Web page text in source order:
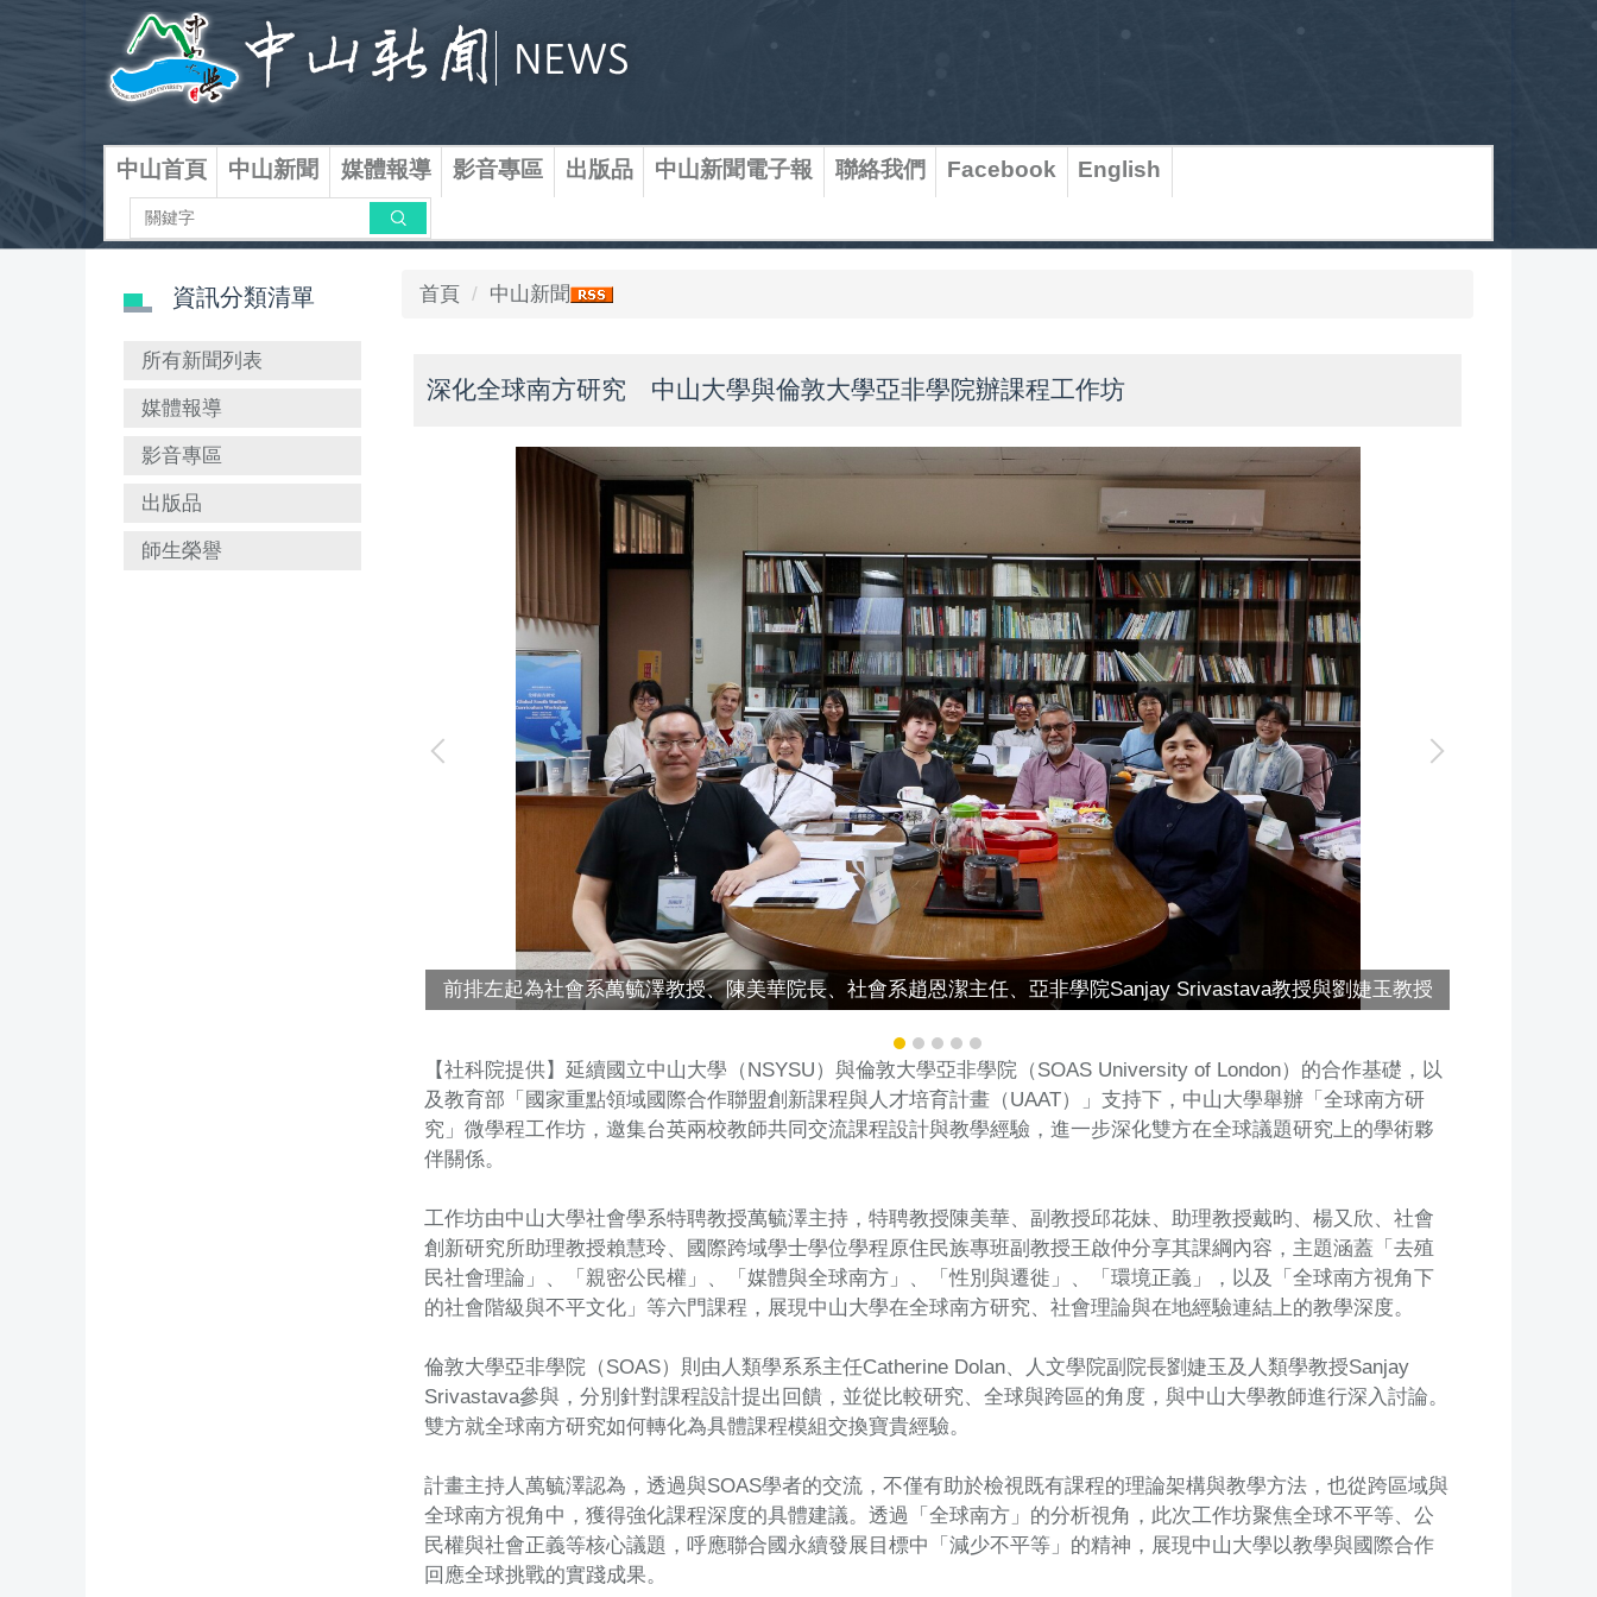
區
中山首頁 中山新聞 媒體報導 影音專區 出版品 中山新聞電子報 聯絡我們 Facebook English
搜尋
資訊分類清單
所有新聞列表
媒體報導
影音專區
出版品
師生榮譽
首頁 中山新聞
深化全球南方研究 中山大學與倫敦大學亞非學院辦課程工作坊
前排左起為社會系萬毓澤教授、陳美華院長、社會系趙恩潔主任、亞非學院Sanjay Srivastava教授與劉婕玉教授
【社科院提供】延續國立中山大學（NSYSU）與倫敦大學亞非學院（SOAS University of London）的合作基礎，以
及教育部「國家重點領域國際合作聯盟創新課程與人才培育計畫（UAAT）」支持下，中山大學舉辦「全球南方研
究」微學程工作坊，邀集台英兩校教師共同交流課程設計與教學經驗，進一步深化雙方在全球議題研究上的學術夥
伴關係。
工作坊由中山大學社會學系特聘教授萬毓澤主持，特聘教授陳美華、副教授邱花妹、助理教授戴昀、楊又欣、社會
創新研究所助理教授賴慧玲、國際跨域學士學位學程原住民族專班副教授王啟仲分享其課綱內容，主題涵蓋「去殖
民社會理論」、「親密公民權」、「媒體與全球南方」、「性別與遷徙」、「環境正義」，以及「全球南方視角下
的社會階級與不平文化」等六門課程，展現中山大學在全球南方研究、社會理論與在地經驗連結上的教學深度。
倫敦大學亞非學院（SOAS）則由人類學系系主任Catherine Dolan、人文學院副院長劉婕玉及人類學教授Sanjay
Srivastava參與，分別針對課程設計提出回饋，並從比較研究、全球與跨區的角度，與中山大學教師進行深入討論。
雙方就全球南方研究如何轉化為具體課程模組交換寶貴經驗。
計畫主持人萬毓澤認為，透過與SOAS學者的交流，不僅有助於檢視既有課程的理論架構與教學方法，也從跨區域與
全球南方視角中，獲得強化課程深度的具體建議。透過「全球南方」的分析視角，此次工作坊聚焦全球不平等、公
民權與社會正義等核心議題，呼應聯合國永續發展目標中「減少不平等」的精神，展現中山大學以教學與國際合作
回應全球挑戰的實踐成果。